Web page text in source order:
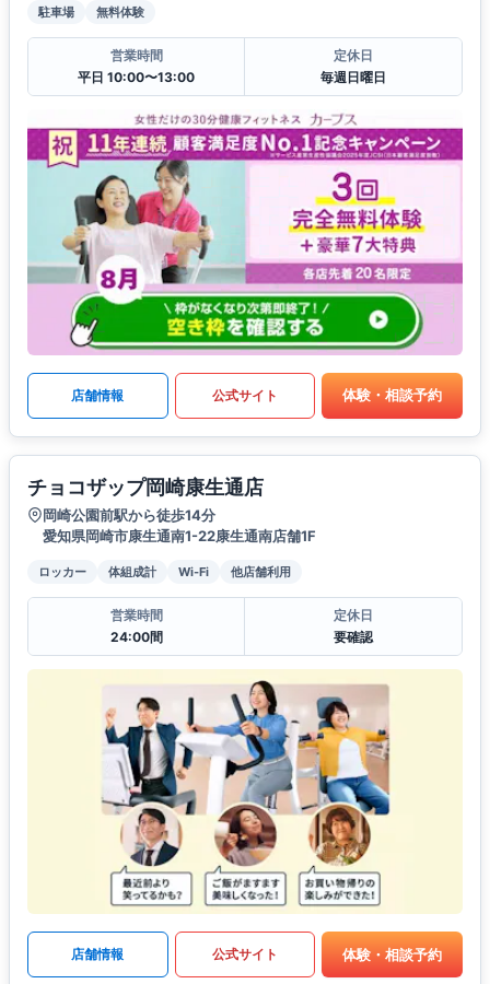
駐車場 無料体験
営業時間
平日 10:00〜13:00
定休日
毎週日曜日
店舗情報 公式サイト 体験・相談予約
チョコザップ岡崎康生通店
岡崎公園前駅から徒歩14分
愛知県岡崎市康生通南1-22康生通南店舗1F
ロッカー 体組成計 Wi-Fi 他店舗利用
営業時間
24:00間
定休日
要確認
店舗情報 公式サイト 体験・相談予約